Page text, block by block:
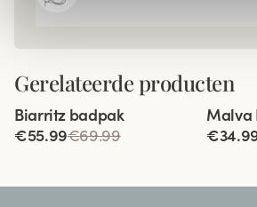
Gerelateerde producten
Biarritz badpak
€55.99€69.99
Malva